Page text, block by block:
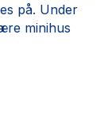
på. Under
minihus